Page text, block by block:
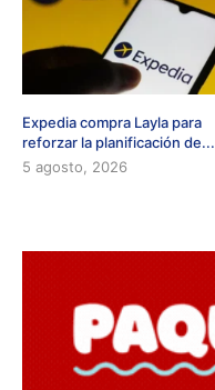
Expedia compra Layla para
reforzar la planificación de...
5 agosto, 2026